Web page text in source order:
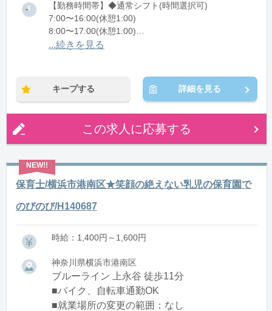
【勤務時間帯】◆通常シフト(時間選択可)
7:00〜16:00(休憩1:00)
8:00〜17:00(休憩1:00)
12:00〜21:00(休憩1:00)
...続きを見る
キープする 詳細を見る
この求人に応募する
保育士/横浜市港南区★笑顔の絶えない乳児の保育園で
のびのび/H140687
時給：1,400円～1,600円
神奈川県横浜市港南区
ブルーライン 上永谷 徒歩11分
■バイク、自転車通勤OK
■就業場所の変更の範囲：なし